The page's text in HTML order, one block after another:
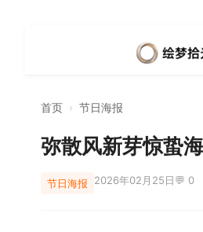
首页 › 节日海报
弥散风新芽惊蛰
节日海报 2026年02月25日💬 0